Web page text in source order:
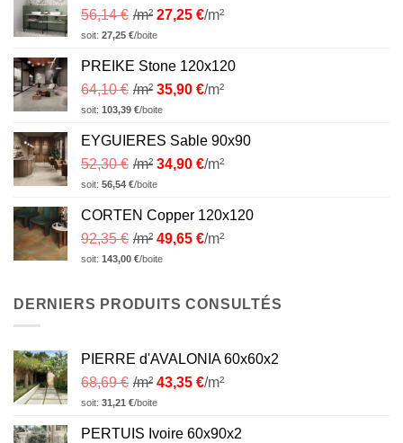
56,14€ /m² 27,25 €/m²
soit: 27,25 €/boite
PREIKE Stone 120x120
64,10€ /m² 35,90 €/m²
soit: 103,39 €/boite
EYGUIERES Sable 90x90
52,30€ /m² 34,90 €/m²
soit: 56,54 €/boite
CORTEN Copper 120x120
92,35€ /m² 49,65 €/m²
soit: 143,00 €/boite
DERNIERS PRODUITS CONSULTÉS
PIERRE d'AVALONIA 60x60x2
68,69€ /m² 43,35 €/m²
soit: 31,21 €/boite
PERTUIS Ivoire 60x90x2